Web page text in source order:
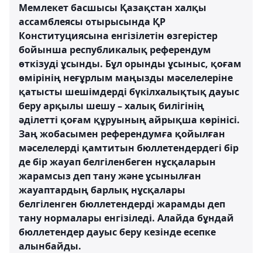
Мемлекет басшысы Қазақстан халқы
ассамблеясы отырысында ҚР
Конституциясына енгізілетін өзгерістер
бойынша республикалық референдум
өткізуді ұсынды. Бұл орынды ұсыныс, қоғам
өмірінің неғұрлым маңызды мәселелеріне
қатысты шешімдерді бүкілхалықтық дауыс
беру арқылы шешу – халық билігінің
әділетті қоғам құруының айрықша көрінісі.
Заң жобасымен референдумға қойылған
мәселелерді қамтитын бюллетендердегі бір
де бір жауап белгіленбеген нұсқаларын
жарамсыз деп тану және ұсынылған
жауаптардың барлық нұсқалары
белгіленген бюллетендерді жарамды деп
тану нормалары енгізіледі. Алайда бұндай
бюллетендер дауыс беру кезінде есепке
алынбайды.